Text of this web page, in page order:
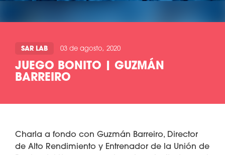
SAR LAB 03 de agosto, 2020
JUEGO BONITO | GUZMÁN
BARREIRO
Charla a fondo con Guzmán Barreiro, Director
de Alto Rendimiento y Entrenador de la Unión de